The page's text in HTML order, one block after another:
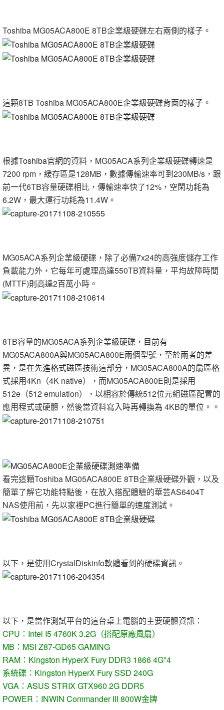
Toshiba MG05ACA800E 8TB企業級硬碟左右兩側的樣子。
這顆8TB Toshiba MG05ACA800E企業級硬碟背面的樣子。
根據Toshiba官網的資料，MG05ACA系列企業級硬碟轉速是
7200 rpm，緩存區是128MB，數據傳輸速率可到230MB/s，跟
前一代6TB容量硬碟相比，傳輸速率快了12%，空閑功耗為
6.2W，最大運行功耗為11.4W。
MG05ACA系列企業級硬碟，除了必備7x24的高強度儲存工作
負載能力外，它每年可處理高達550TB資料量，平均故障時間
(MTTF)則高達2百萬小時。
8TB容量的MG05ACA系列企業級硬碟，目前有
MG05ACA800A與MG05ACA800E兩個型號，至於兩者的差
異，是在先進格式磁區技術這部分，MG05ACA800A的扇區格
式採用4Kn（4K native），而MG05ACA800E則是採用
512e（512 emulation），以相容於傳統512位元組磁區配置的
應用程式或硬體，然後當資料寫入時再轉換為 4KB的單位。。
看完這顆Toshiba MG05ACA800E 8TB企業級硬碟外觀，以及
簡單了解它功能特點後，在放入搭配體驗的華芸AS6404T
NAS使用前，先以家裡PC進行簡單的速度測試。
以下，是使用CrystalDiskinfo軟體看到的硬碟資訊。
以下，是當作測試平台的這台桌上電腦的主要硬體資訊：
CPU：Intel I5 4760K 3.2G（搭配原廠風扇）
MB：MSI Z87-GD65 GAMING
RAM：Kingston HyperX Fury DDR3 1866 4G*4
系統碟：Kingston HyperX Fury SSD 240G
VGA：ASUS STRIX GTX960 2G DDR5
POWER：INWIN Commander III 800W金牌